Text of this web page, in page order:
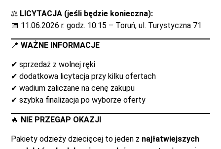
⚖️ LICYTACJA (jeśli będzie konieczna):
📅 11.06.2026 r. godz. 10:15 – Toruń, ul. Turystyczna 71
📍WAŻNE INFORMACJE
✔ sprzedaż z wolnej ręki
✔ dodatkowa licytacja przy kilku ofertach
✔ wadium zaliczane na cenę zakupu
✔ szybka finalizacja po wyborze oferty
🔥 NIE PRZEGAP OKAZJI
Pakiety odzieży dziecięcej to jeden z najłatwiejszych